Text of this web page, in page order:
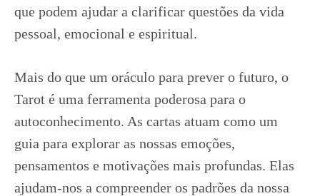
que podem ajudar a clarificar questões da vida
pessoal, emocional e espiritual.
Mais do que um oráculo para prever o futuro, o
Tarot é uma ferramenta poderosa para o
autoconhecimento. As cartas atuam como um
guia para explorar as nossas emoções,
pensamentos e motivações mais profundas. Elas
ajudam-nos a compreender os padrões da nossa